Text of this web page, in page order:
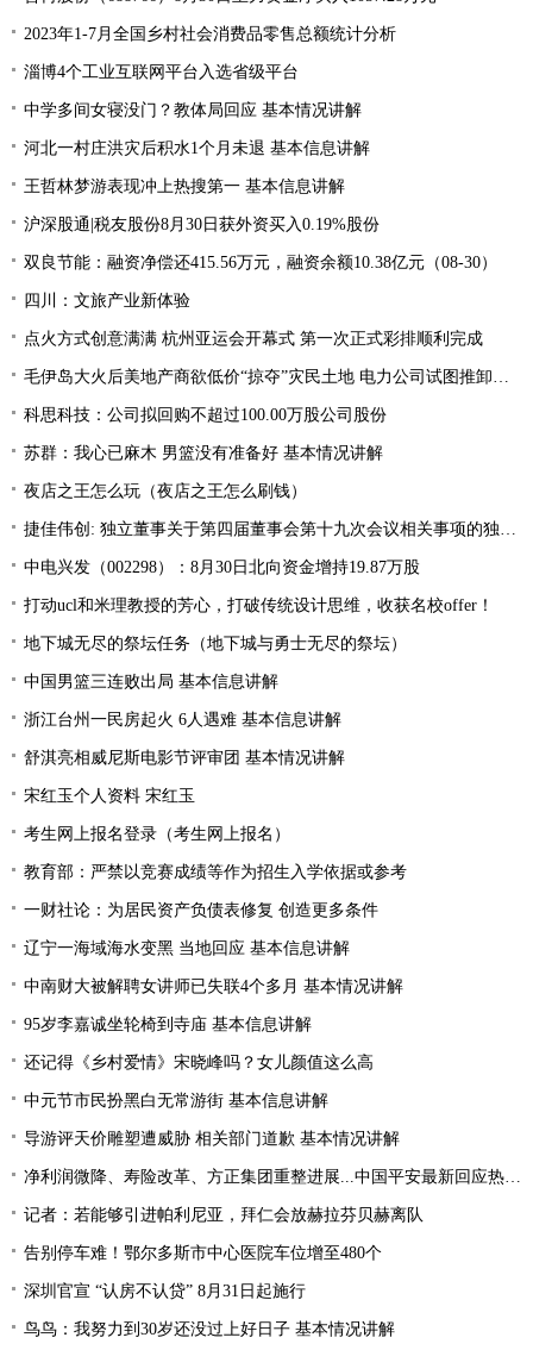
2023年1-7月全国乡村社会消费品零售总额统计分析
淄博4个工业互联网平台入选省级平台
中学多间女寝没门？教体局回应 基本情况讲解
河北一村庄洪灾后积水1个月未退 基本信息讲解
王哲林梦游表现冲上热搜第一 基本信息讲解
沪深股通|税友股份8月30日获外资买入0.19%股份
双良节能：融资净偿还415.56万元，融资余额10.38亿元（08-30）
四川：文旅产业新体验
点火方式创意满满 杭州亚运会开幕式 第一次正式彩排顺利完成
毛伊岛大火后美地产商欲低价“掠夺”灾民土地 电力公司试图推卸责任
科思科技：公司拟回购不超过100.00万股公司股份
苏群：我心已麻木 男篮没有准备好 基本情况讲解
夜店之王怎么玩（夜店之王怎么刷钱）
捷佳伟创: 独立董事关于第四届董事会第十九次会议相关事项的独立意见
中电兴发（002298）：8月30日北向资金增持19.87万股
打动ucl和米理教授的芳心，打破传统设计思维，收获名校offer！
地下城无尽的祭坛任务（地下城与勇士无尽的祭坛）
中国男篮三连败出局 基本信息讲解
浙江台州一民房起火 6人遇难 基本信息讲解
舒淇亮相威尼斯电影节评审团 基本情况讲解
宋红玉个人资料 宋红玉
考生网上报名登录（考生网上报名）
教育部：严禁以竞赛成绩等作为招生入学依据或参考
一财社论：为居民资产负债表修复 创造更多条件
辽宁一海域海水变黑 当地回应 基本信息讲解
中南财大被解聘女讲师已失联4个多月 基本情况讲解
95岁李嘉诚坐轮椅到寺庙 基本信息讲解
还记得《乡村爱情》宋晓峰吗？女儿颜值这么高
中元节市民扮黑白无常游街 基本信息讲解
导游评天价雕塑遭威胁 相关部门道歉 基本情况讲解
净利润微降、寿险改革、方正集团重整进展...中国平安最新回应热点问题
记者：若能够引进帕利尼亚，拜仁会放赫拉芬贝赫离队
告别停车难！鄂尔多斯市中心医院车位增至480个
深圳官宣 “认房不认贷” 8月31日起施行
鸟鸟：我努力到30岁还没过上好日子 基本情况讲解